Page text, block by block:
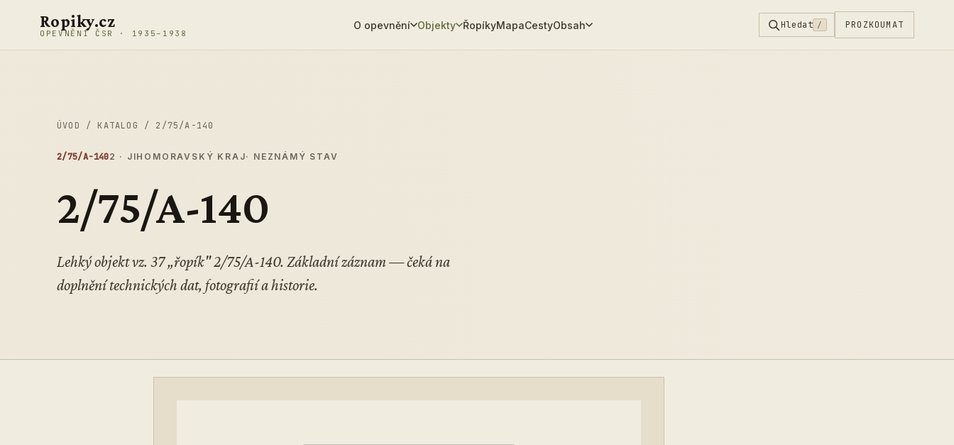
Ropiky.cz
OPEVNĚNÍ ČSR · 1935–1938
O opevnění Objekty ŘopíkyMapaCestyObsah Hledat / PROZKOUMAT
ÚVOD / KATALOG / 2/75/A-140
2/75/A-1402 · JIHOMORAVSKÝ KRAJ· NEZNÁMÝ STAV
2/75/A-140
Lehký objekt vz. 37 „řopík" 2/75/A-140. Základní záznam — čeká na
doplnění technických dat, fotografií a historie.